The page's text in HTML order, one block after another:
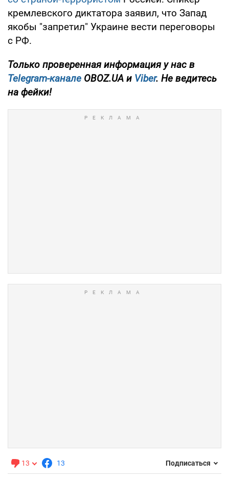
кремлевского диктатора заявил, что Запад
якобы "запретил" Украине вести переговоры
с РФ.
Только проверенная информация у нас в
Telegram-канале OBOZ.UA и Viber. Не ведитесь
на фейки!
13 13 Подписаться